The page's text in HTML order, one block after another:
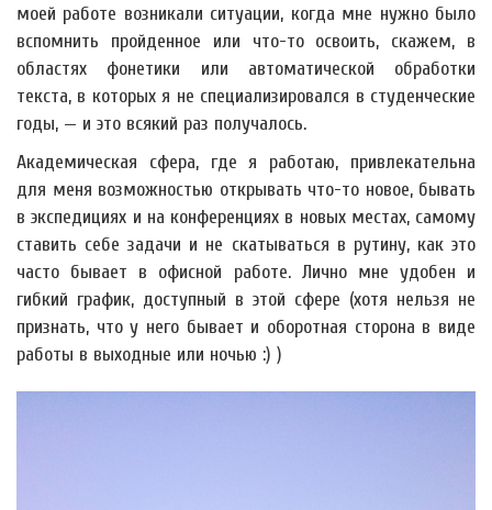
моей работе возникали ситуации, когда мне нужно было
вспомнить пройденное или что-то освоить, скажем, в
областях фонетики или автоматической обработки
текста, в которых я не специализировался в студенческие
годы, — и это всякий раз получалось.
Академическая сфера, где я работаю, привлекательна
для меня возможностью открывать что-то новое, бывать
в экспедициях и на конференциях в новых местах, самому
ставить себе задачи и не скатываться в рутину, как это
часто бывает в офисной работе. Лично мне удобен и
гибкий график, доступный в этой сфере (хотя нельзя не
признать, что у него бывает и оборотная сторона в виде
работы в выходные или ночью :) )